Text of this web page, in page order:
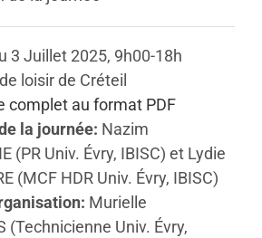
3 Juillet 2025, 9h00-18h
loisir de Créteil
complet au format PDF
la journée: Nazim
(PR Univ. Évry, IBISC) et Lydie
(MCF HDR Univ. Évry, IBISC)
Murielle
(Technicienne Univ. Évry,